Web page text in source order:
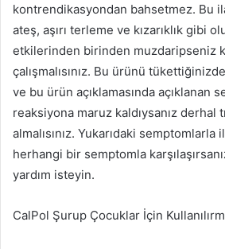
kontrendikasyondan bahsetmez. Bu
ateş, aşırı terleme ve kızarıklık gibi
etkilerinden birinden muzdaripseniz
çalışmalısınız. Bu ürünü
ve bu ürün açıklamasında açıklanan
reaksiyona maruz kaldıysanız derhal
almalısınız. Yukarıdaki
herhangi bir semptomla
yardım isteyin.
CalPol Şurup Çocuklar İçin